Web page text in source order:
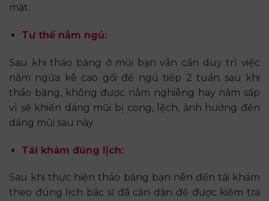
mặt.
Tư thế nằm ngủ:
Sau khi tháo băng ở mũi bạn vẫn cần duy trì việc
nằm ngửa kê cao gối để ngủ tiếp 2 tuần sau khi
tháo băng, không được nằm nghiêng hay nằm sấp
vì sẽ khiến dáng mũi bị cong, lệch, ảnh hưởng đến
dáng mũi sau này.
Tái khám đúng lịch:
Sau khi thực hiện tháo băng bạn nên đến tái khám
theo đúng lịch bác sĩ đã căn dặn để được kiểm tra